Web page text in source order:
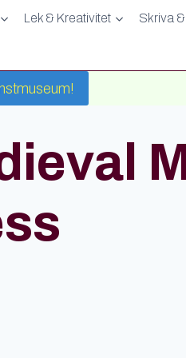
Lek & Kreativitet Skriva